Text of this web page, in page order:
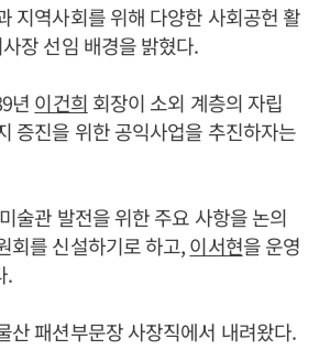
지역사회를 위해 다양한 사회공헌 활
장 선임 배경을 밝혔다.
년 이건희 회장이 소외 계층의 자립
증진을 위한 공익사업을 추진하자는
술관 발전을 위한 주요 사항을 논의
회를 신설하기로 하고,이서현을 운영
.
산 패션부문장 사장직에서 내려왔다.